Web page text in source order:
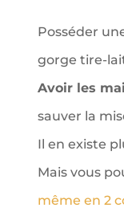
Posséder
gorge tire-
Avoir les
sauver la
Il en existe
Mais vous
même en 2